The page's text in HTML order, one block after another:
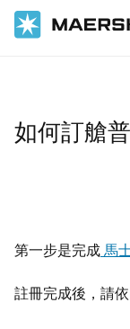
如何訂艙
第一步是完成 馬
註冊完成後，請